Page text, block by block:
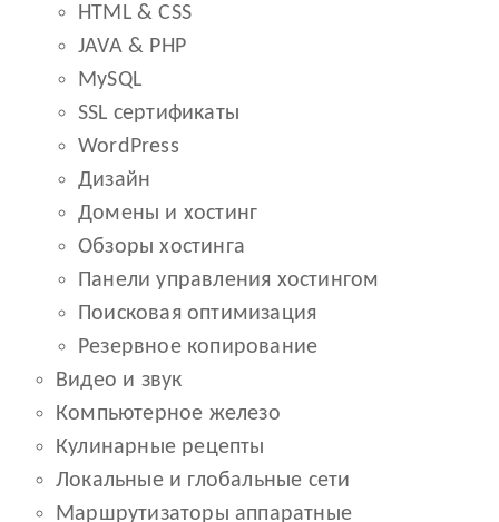
HTML & CSS
JAVA & PHP
MySQL
SSL сертификаты
WordPress
Дизайн
Домены и хостинг
Обзоры хостинга
Панели управления хостингом
Поисковая оптимизация
Резервное копирование
Видео и звук
Компьютерное железо
Кулинарные рецепты
Локальные и глобальные сети
Маршрутизаторы аппаратные